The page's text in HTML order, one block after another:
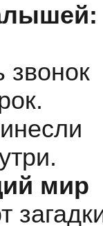
звонок
мир